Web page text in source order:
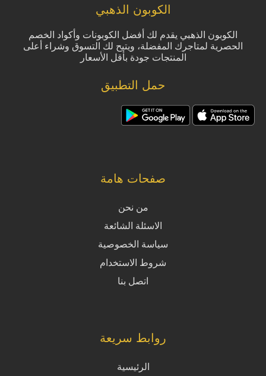
الكوبون الذهبي
الكوبون الذهبي يقدم لك أفضل الكوبونات وأكواد الخصم
الحصرية لمتاجرك المفضلة، ويتيح لك التسوق وشراء أعلى
المنتجات جودة بأقل الأسعار
حمل التطبيق
صفحات هامة
من نحن
الاسئلة الشائعة
سياسة الخصوصية
شروط الاستخدام
اتصل بنا
روابط سريعة
الرئيسية